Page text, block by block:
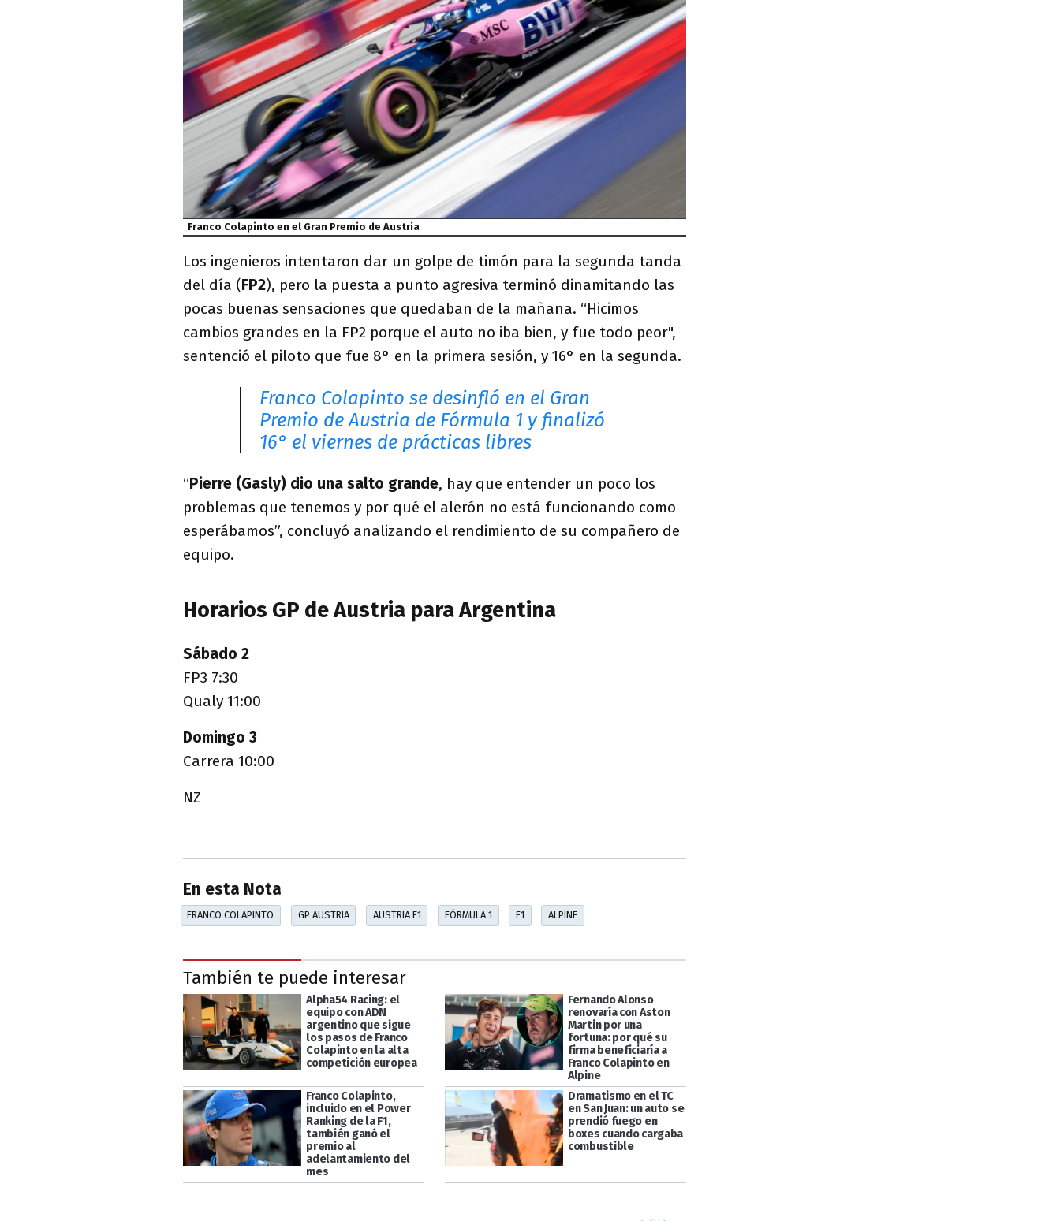
Franco Colapinto en el Gran Premio de Austria
Los ingenieros intentaron dar un golpe de timón para la segunda tanda
del día (FP2), pero la puesta a punto agresiva terminó dinamitando las
pocas buenas sensaciones que quedaban de la mañana. “Hicimos
cambios grandes en la FP2 porque el auto no iba bien, y fue todo peor",
sentenció el piloto que fue 8° en la primera sesión, y 16° en la segunda.
Franco Colapinto se desinfló en el Gran
Premio de Austria de Fórmula 1 y finalizó
16° el viernes de prácticas libres
“Pierre (Gasly) dio una salto grande, hay que entender un poco los
problemas que tenemos y por qué el alerón no está funcionando como
esperábamos”, concluyó analizando el rendimiento de su compañero de
equipo.
Horarios GP de Austria para Argentina
Sábado 2
FP3 7:30
Qualy 11:00
Domingo 3
Carrera 10:00
NZ
En esta Nota
FRANCO COLAPINTO GP AUSTRIA AUSTRIA F1 FÓRMULA 1 F1 ALPINE
También te puede interesar
Alpha54 Racing: el
equipo con ADN
argentino que sigue
los pasos de Franco
Colapinto en la alta
competición europea
Fernando Alonso
renovaría con Aston
Martin por una
fortuna: por qué su
firma beneficiaría a
Franco Colapinto en
Alpine
Franco Colapinto,
incluido en el Power
Ranking de la F1,
también ganó el
premio al
adelantamiento del
mes
Dramatismo en el TC
en San Juan: un auto se
prendió fuego en
boxes cuando cargaba
combustible